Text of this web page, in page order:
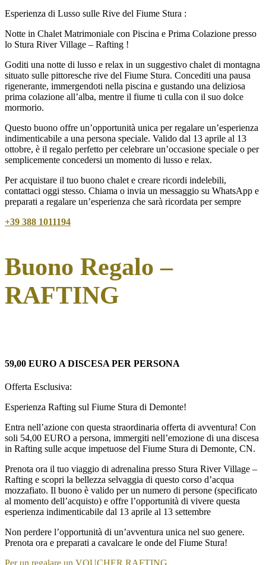
Esperienza di Lusso sulle Rive del Fiume Stura :
Notte in Chalet Matrimoniale con Piscina e Prima Colazione presso
lo Stura River Village – Rafting !
Goditi una notte di lusso e relax in un suggestivo chalet di montagna
situato sulle pittoresche rive del Fiume Stura. Concediti una pausa
rigenerante, immergendoti nella piscina e gustando una deliziosa
prima colazione all’alba, mentre il fiume ti culla con il suo dolce
mormorio.
Questo buono offre un’opportunità unica per regalare un’esperienza
indimenticabile a una persona speciale. Valido dal 13 aprile al 13
ottobre, è il regalo perfetto per celebrare un’occasione speciale o per
semplicemente concedersi un momento di lusso e relax.
Per acquistare il tuo buono chalet e creare ricordi indelebili,
contattaci oggi stesso. Chiama o invia un messaggio su WhatsApp e
preparati a regalare un’esperienza che sarà ricordata per sempre
+39 388 1011194
Buono Regalo –
RAFTING
59,00 EURO A DISCESA PER PERSONA
Offerta Esclusiva:
Esperienza Rafting sul Fiume Stura di Demonte!
Entra nell’azione con questa straordinaria offerta di avventura! Con
soli 54,00 EURO a persona, immergiti nell’emozione di una discesa
in Rafting sulle acque impetuose del Fiume Stura di Demonte, CN.
Prenota ora il tuo viaggio di adrenalina presso Stura River Village –
Rafting e scopri la bellezza selvaggia di questo corso d’acqua
mozzafiato. Il buono è valido per un numero di persone (specificato
al momento dell’acquisto) e offre l’opportunità di vivere questa
esperienza indimenticabile dal 13 aprile al 13 settembre
Non perdere l’opportunità di un’avventura unica nel suo genere.
Prenota ora e preparati a cavalcare le onde del Fiume Stura!
Per un regalare un VOUCHER RAFTING